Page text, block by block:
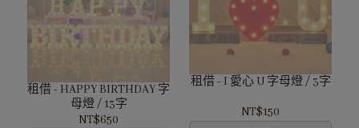
租借 - HAPPY BIRTHDAY 字
母燈 / 13字
NT$650
租借 - I 愛心 U 字母燈 / 3字
NT$150